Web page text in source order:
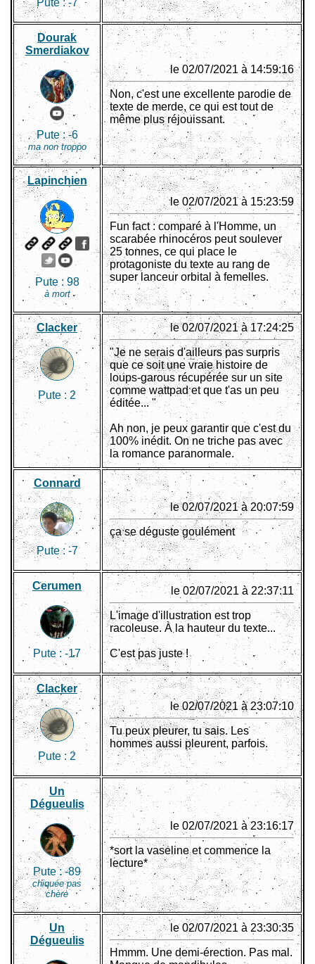
Pute :-7
Dourak
Smerdiakov
Pute :-6
ma non troppo
le 02/07/2021 à 14:59:16
Non, c'est une excellente parodie de
texte de merde, ce qui est tout de
même plus réjouissant.
Lapinchien
Pute : 98
à mort
le 02/07/2021 à 15:23:59
Fun fact : comparé à l'Homme, un
scarabée rhinocéros peut soulever
25 tonnes, ce qui place le
protagoniste du texte au rang de
super lanceur orbital à femelles.
Clacker
Pute : 2
le 02/07/2021 à 17:24:25
"Je ne serais d'ailleurs pas surpris
que ce soit une vraie histoire de
loups-garous récupérée sur un site
comme wattpad et que t'as un peu
éditée... "
Ah non, je peux garantir que c'est du
100% inédit. On ne triche pas avec
la romance paranormale.
Connard
Pute : -7
le 02/07/2021 à 20:07:59
ça se déguste goulément
Cerumen
Pute :-17
le 02/07/2021 à 22:37:11
L'image d'illustration est trop
racoleuse. À la hauteur du texte...
C'est pas juste !
Clacker
Pute : 2
le 02/07/2021 à 23:07:10
Tu peux pleurer, tu sais. Les
hommes aussi pleurent, parfois.
Un
Dégueulis
Pute :-89
chiquée pas
chère
le 02/07/2021 à 23:16:17
*sort la vaseline et commence la
lecture*
Un
Dégueulis
le 02/07/2021 à 23:30:35
Hmmm. Une demi-érection. Pas mal.